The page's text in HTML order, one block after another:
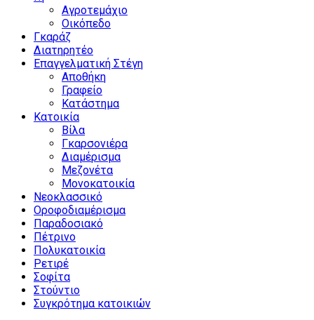
Αγροτεμάχιο
Οικόπεδο
Γκαράζ
Διατηρητέο
Επαγγελματική Στέγη
Αποθήκη
Γραφείο
Κατάστημα
Κατοικία
Βίλα
Γκαρσονιέρα
Διαμέρισμα
Μεζονέτα
Μονοκατοικία
Νεοκλασσικό
Οροφοδιαμέρισμα
Παραδοσιακό
Πέτρινο
Πολυκατοικία
Ρετιρέ
Σοφίτα
Στούντιο
Συγκρότημα κατοικιών